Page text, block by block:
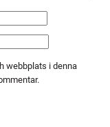
webbplats i denna